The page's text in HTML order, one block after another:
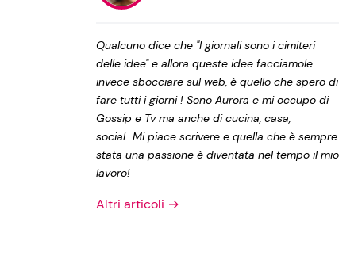
Privacy Policy
Qualcuno dice che "I giornali sono i cimiteri
delle idee" e allora queste idee facciamole
invece sbocciare sul web, è quello che spero di
fare tutti i giorni ! Sono Aurora e mi occupo di
Gossip e Tv ma anche di cucina, casa,
social...Mi piace scrivere e quella che è sempre
stata una passione è diventata nel tempo il mio
lavoro!
Altri articoli →